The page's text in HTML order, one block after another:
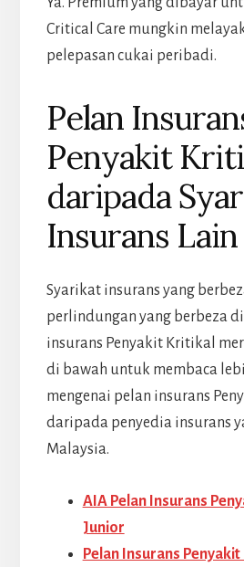
Critical Care mungkin
pelepasan cukai peribadi.
Pelan
Penyakit
daripada
Insurans Lain
Syarikat insurans yang
perlindungan yang berbeza
insurans Penyakit Kritikal
di bawah untuk membaca
mengenai pelan insurans
daripada penyedia insurans
Malaysia.
AIA Pelan Insurans
Junior
Pelan Insurans